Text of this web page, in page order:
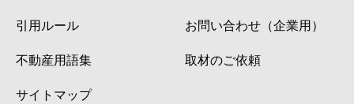
引用ルール
不動産用語集
サイトマップ
お問い合わせ（企業用）
取材のご依頼